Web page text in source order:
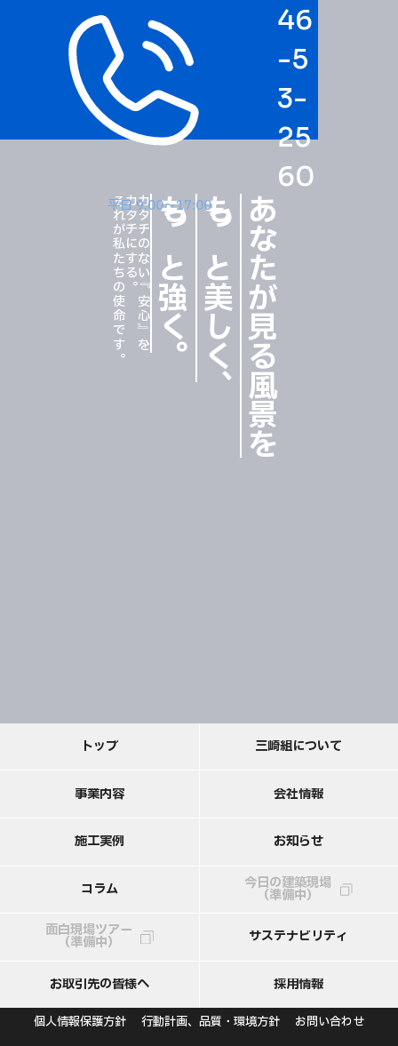
46
-5
3-
25
60
平日 9:00〜17:00 あなたが見る風景を
もっと美しく
、
もっと強く
。
カタチのない『安心』を、
カタチにする。
それが私たちの使命です。
トップ 三崎組について
事業内容 会社情報
施工実例 お知らせ
コラム 今日の建築現場
（準備中）
面白現場ツアー
（準備中） サステナビリティ
お取引先の皆様へ 採用情報
個人情報保護方針 行動計画、品質・環境方針 お問い合わせ